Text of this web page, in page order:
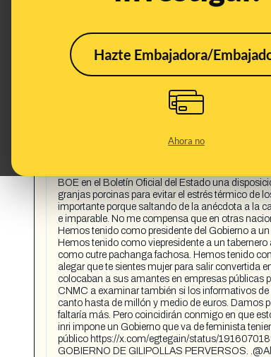
Hazte Embajadora/
Ahora no
What's being said:
«En España, líder en pobreza
BOE obliga a poner aire
This
Discurso de Alfonso Rojo de Periodista Digital
en la España de Sánchez el país con la tasa de
guardia civil raso gana poco más de 1.000
temperatura adecuada en la vivienda será
BOE en el Boletín Oficial del Estado una
granjas porcinas para evitar el estrés térmico de
importante porque saltando de la anécdota a la
e imparable. No me compensa que en otras
Hemos tenido como presidente del Gobierno a
Hemos tenido como viepresidente a un
como cutre pachanga fachosa. Hemos tenido
alegar que te sientes mujer para salir convertida
colocaban a sus amantes en empresas públicas
CNMC a examinar también si los informativos
canto hasta de millón y medio de euros. Damos
faltaría más. Pero coincidirán conmigo en que
inri impone un Gobierno que va de feminista
público https://x.com/egtegain/status/
GOBIERNO DE GILIPOLLAS PERVERSOS.